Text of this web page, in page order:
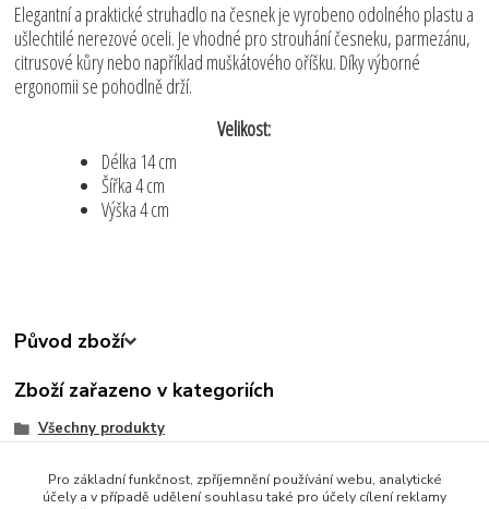
Elegantní a praktické struhadlo na česnek je vyrobeno odolného plastu a
ušlechtilé nerezové oceli. Je vhodné pro strouhání česneku, parmezánu,
citrusové kůry nebo například muškátového oříšku. Díky výborné
ergonomii se pohodlně drží.
Velikost:
Délka 14 cm
Šířka 4 cm
Výška 4 cm
Původ zboží
Zboží zařazeno v kategoriích
Všechny produkty
Kuchyňské potřeby
Pro základní funkčnost, zpříjemnění používání webu, analytické
účely a v případě udělení souhlasu také pro účely cílení reklamy